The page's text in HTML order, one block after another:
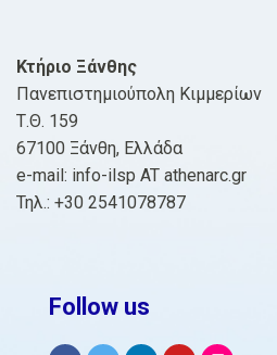
Κτήριο Ξάνθης
Πανεπιστημιούπολη Κιμμερίων
Τ.Θ. 159
67100 Ξάνθη, Ελλάδα
e-mail: info-ilsp AT athenarc.gr
Τηλ.: +30 2541078787
Follow us